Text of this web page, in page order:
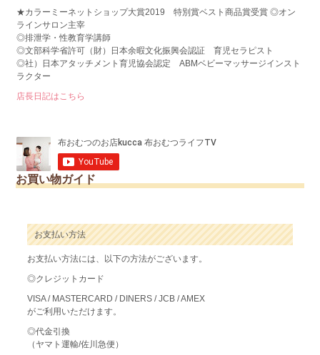
★カラーミーネットショップ大賞2019 特別賞ベスト商品賞受賞 ◎オン
ラインサロン主宰
◎排泄学・性教育学講師
◎文部科学省許可（財）日本余暇文化振興会認証 育児セラピスト
◎社）日本アタッチメント育児協会認定 ABMベビーマッサージインスト
ラクター
店長日記はこちら
お買い物ガイド
お支払い方法
お支払い方法には、以下の方法がございます。
◎クレジットカード
VISA / MASTERCARD / DINERS / JCB / AMEX
がご利用いただけます。
◎代金引換
（ヤマト運輸/佐川急便）